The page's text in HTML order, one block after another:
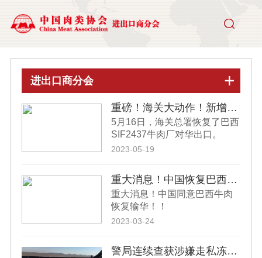
进出口商分会
重磅！海关大动作！新增12家、恢复6家肉企输华！
5月16日，海关总署恢复了巴西
SIF2437牛肉厂对华出口。
2023-05-19
重大消息！中国恢复巴西牛肉进口!!!
重大消息！中国同意巴西牛肉
恢复输华！！
2023-03-24
警局连续查获涉嫌走私冻品案，600余吨涉案牛肉牛肚将被无害化销毁